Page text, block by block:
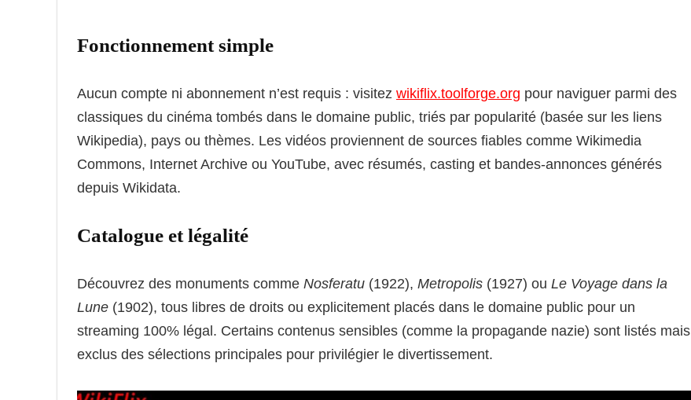
Fonctionnement simple
Aucun compte ni abonnement n’est requis : visitez wikiflix.toolforge.org pour naviguer parmi des
classiques du cinéma tombés dans le domaine public, triés par popularité (basée sur les liens
Wikipedia), pays ou thèmes. Les vidéos proviennent de sources fiables comme Wikimedia
Commons, Internet Archive ou YouTube, avec résumés, casting et bandes-annonces générés
depuis Wikidata.
Catalogue et légalité
Découvrez des monuments comme Nosferatu (1922), Metropolis (1927) ou Le Voyage dans la
Lune (1902), tous libres de droits ou explicitement placés dans le domaine public pour un
streaming 100% légal. Certains contenus sensibles (comme la propagande nazie) sont listés mais
exclus des sélections principales pour privilégier le divertissement.